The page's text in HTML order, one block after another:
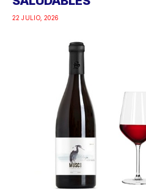
22 JULIO, 2026